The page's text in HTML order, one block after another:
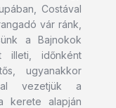
Costával
vár ránk,
a Bajnokok
illeti, időnként
ugyanakkor
vezetjük a
kerete alapján